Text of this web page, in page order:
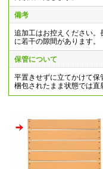
備考
追加工はお控えください
に若干の隙間があります。
保管について
平置きせずに立てかけて保
梱包されたまま状態では直